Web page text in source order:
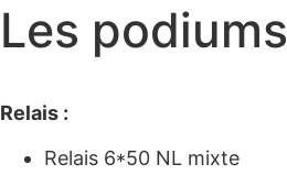
Les podiums
Relais :
Relais 6*50 NL mixte